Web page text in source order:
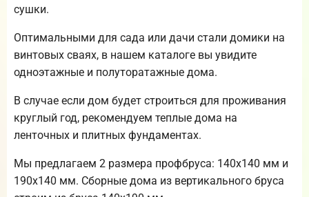
сушки.
Оптимальными для сада или дачи стали домики на
винтовых сваях, в нашем каталоге вы увидите
одноэтажные и полуторатажные дома.
В случае если дом будет строиться для проживания
круглый год, рекомендуем теплые дома на
ленточных и плитных фундаментах.
Мы предлагаем 2 размера профбруса: 140х140 мм и
190х140 мм. Сборные дома из вертикального бруса